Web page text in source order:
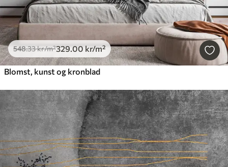
548.33kr/m²329.00 kr/m²
Blomst, kunst og kronblad